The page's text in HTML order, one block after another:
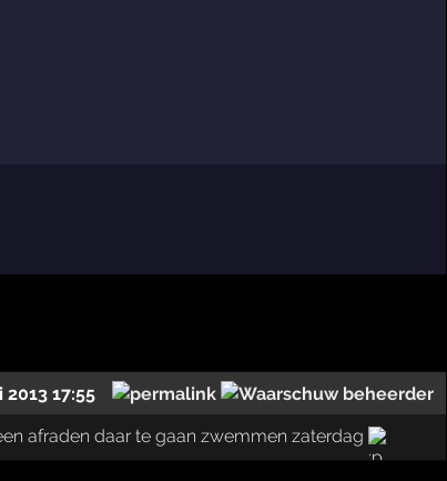
2013 17:55
afraden daar te gaan zwemmen zaterdag